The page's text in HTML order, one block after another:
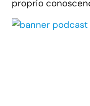
proprio